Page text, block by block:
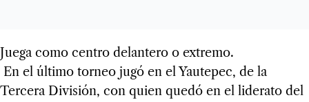
Juega como centro delantero o extremo.
En el último torneo jugó en el Yautepec, de la
Tercera División, con quien quedó en el liderato del